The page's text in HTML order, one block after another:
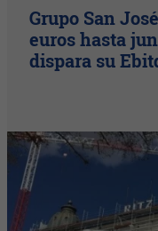
Grupo San
euros hasta
dispara su